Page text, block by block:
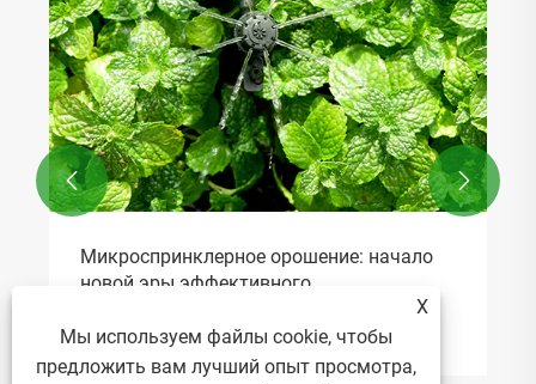
Как цветочный горшок в эко-
садоводстве может изменить ваш опыт
 
X
Мы используем файлы cookie, чтобы
предложить вам лучший опыт просмотра,